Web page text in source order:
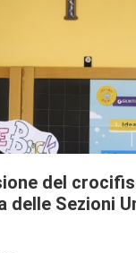
del
delle Sezioni